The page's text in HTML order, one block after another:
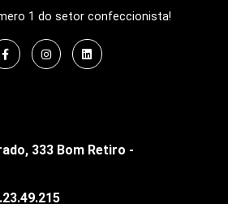
1 do setor confeccionista!
333 Bom Retiro -